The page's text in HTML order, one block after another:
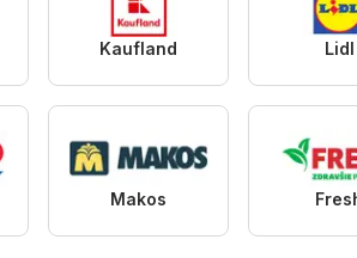
Kaufland Lidl
Makos